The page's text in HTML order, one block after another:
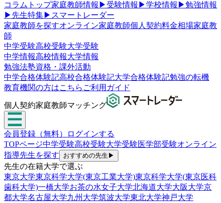
コラムトップ家庭教師情報 ▶ 受験情報 ▶学校情報 ▶勉強情報
▶ 先生特集▶ スマートレーダー
家庭教師を探すオンライン家庭教師個人契約料金相場家庭教
師
中学受験高校受験大学受験
中学情報高校情報大学情報
勉強法塾資格・課外活動
中学合格体験記高校合格体験記大学合格体験記勉強の転機
教育機関の方はこちら ご利用ガイド
個人契約家庭教師マッチング
会員登録（無料）
ログインする
TOPページ中学受験高校受験大学受験医学部受験オンライン
指導先生を探す おすすめの先生 ▶
先生の在籍大学で選ぶ
東京大学東京科学大学(東京工業大学)東京科学大学(東京医科
歯科大学)一橋大学お茶の水女子大学北海道大学大阪大学京
都大学名古屋大学九州大学筑波大学東北大学神戸大学